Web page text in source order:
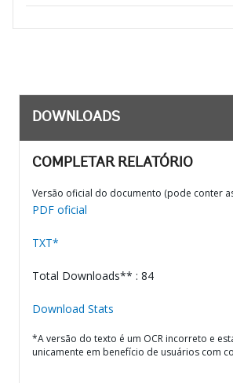
DOWNLOADS
COMPLETAR RELATÓRIO
Versão oficial do documento (pode conter
PDF oficial
TXT*
Total Downloads** : 84
Download Stats
*A versão do texto é um OCR incorreto e
unicamente em benefício de usuários com